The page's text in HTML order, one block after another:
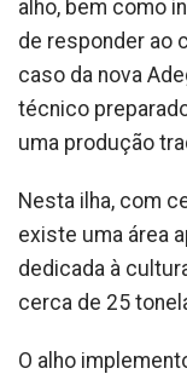
alho, bem como
de responder ao
caso da nova
técnico
uma produção
Nesta ilha, com
existe uma área
dedicada à
cerca de 25
O alho